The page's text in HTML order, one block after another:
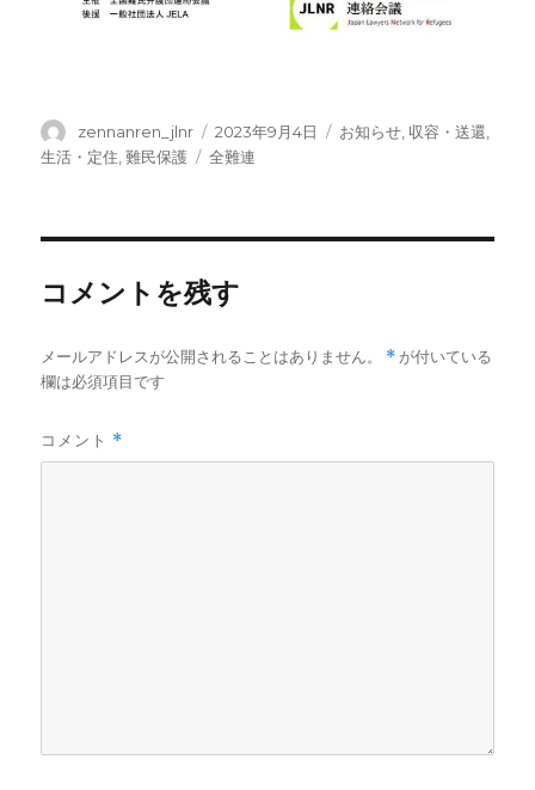
投
稿
zennanren_jlnr
投
稿
2023年9月4日
カ
お知らせ 収容・送還
生活・定住,難民保護
タ
全難連
コメントを残す
メールアドレスが公開されることはありません。 * が付いている
欄は必須項目です
コメント *